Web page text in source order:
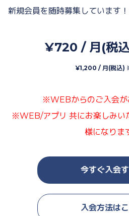
新規会員を随時募集しています！
¥720 / 月(税
¥1,200 / 月(税込)
※WEBからのご入会が
※WEB/アプリ 共にお楽しみい
様になりま
今すぐ入会す
入会方法は